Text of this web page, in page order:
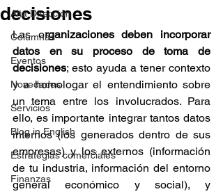
Alta Dirección
Columnas
Eventos
Novedades
Servicios
Blog in English
Estrategias comerciales
Finanzas
decisiones
Las organizaciones deben incorporar
datos en su proceso de toma de
decisiones; esto ayuda a tener contexto
y a homologar el entendimiento sobre
un tema entre los involucrados. Para
ello, es importante integrar tantos datos
internos (los generados dentro de sus
empresas) y los externos (información
de tu industria, información del entorno
general económico y social), y